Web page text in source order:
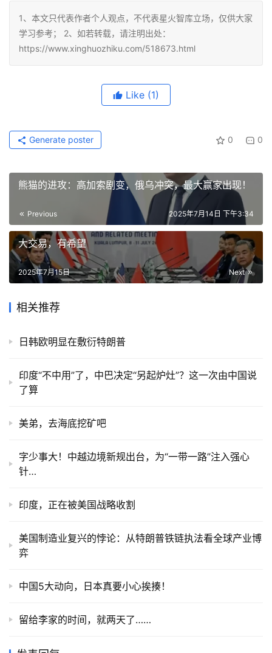
1、本文只代表作者个人观点，不代表星火智库立场，仅供大家
学习参考； 2、如若转载，请注明出处：
https://www.xinghuozhiku.com/518673.html
Like (1)
0 0
Generate poster
熊猫的进攻：高加索剧变，俄乌冲突，最大赢家出现！
Previous 2025年7月14日 下午3:34
大交易，有希望
Next
2025年7月15日
相关推荐
日韩欧明显在敷衍特朗普
印度“不中用”了，中巴决定“另起炉灶”？这一次由中国说
了算
美弟，去海底挖矿吧
字少事大！中越边境新规出台，为“一带一路”注入强心
针…
印度，正在被美国战略收割
美国制造业复兴的悖论：从特朗普铁链执法看全球产业博
弈
中国5大动向，日本真要小心挨揍！
留给李家的时间，就两天了……